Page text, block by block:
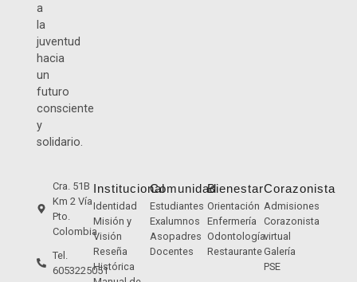
a
la
juventud
hacia
un
futuro
consciente
y
solidario.
Cra. 51B
Km 2 Vía
Pto.
Colombia
Tel.
6053225051
Institucional
Identidad
Misión y
Visión
Reseña
Histórica
Comunidad
Estudiantes
Exalumnos
Asopadres
Docentes
Bienestar
Orientación
Enfermería
Odontología
Restaurante
Corazonista
Admisiones
Corazonista
virtual
Galería
PSE